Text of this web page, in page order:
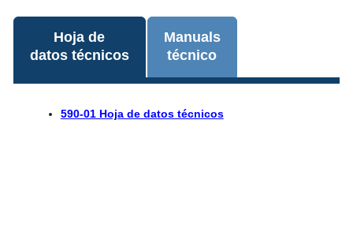
Hoja de
datos técnicos
Manuals
técnico
590-01 Hoja de datos técnicos